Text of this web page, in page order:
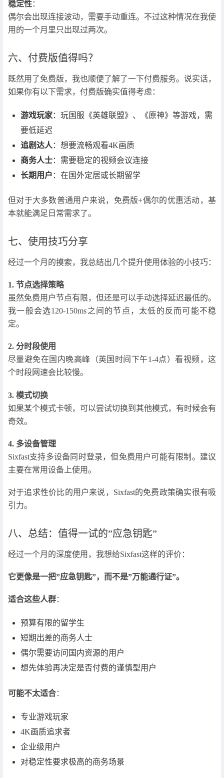
稳定性：
偶尔会出现连接波动，需要手动重连。不过这种情况在我使
用的一个月里只出现过两次。
六、付费版值得吗？
既然用了免费版，我也顺便了解了一下付费服务。说实话，
如果你有以下需求，付费版确实值得考虑：
游戏玩家：玩国服《英雄联盟》、《原神》等游戏，需
要低延迟
追剧达人 ：想要流畅观看4K画质
商务人士：需要稳定的视频会议连接
长期用户 ：在国外定居或长期留学
但对于大多数普通用户来说，免费版+偶尔的优惠活动，基
本就能满足日常需求了。
七、使用技巧分享
经过一个月的摸索，我总结出几个提升使用体验的小技巧：
1. 节点选择策略
虽然免费用户节点有限，但还是可以手动选择延迟最低的。
我一般会选120-150ms之间的节点，太低的反而可能不稳
定。
2. 分时段使用
尽量避免在国内晚高峰（英国时间下午1-4点）看视频，这
个时段网速会比较慢。
3. 模式切换
如果某个模式卡顿，可以尝试切换到其他模式，有时候会有
奇效。
4. 多设备管理
Sixfast支持多设备同时登录，但免费用户可能有限制。建议
主要在常用设备上使用。
对于追求性价比的用户来说，Sixfast的免费政策确实很有吸
引力。
八、总结：值得一试的”应急钥匙”
经过一个月的深度使用，我想给Sixfast这样的评价：
它更像是一把”应急钥匙”，而不是”万能通行证”。
适合这些人群：
预算有限的留学生
短期出差的商务人士
偶尔需要访问国内资源的用户
想先体验再决定是否付费的谨慎型用户
可能不太适合：
专业游戏玩家
4K画质追求者
企业级用户
对稳定性要求极高的商务场景